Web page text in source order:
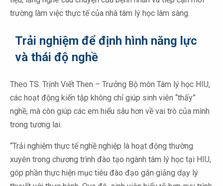
trường làm việc thực tế của nhà tâm lý học lâm sàng.
Trải nghiệm để định hình năng lực
và thái độ nghề
Theo TS. Trịnh Viết Then – Trưởng Bộ môn Tâm lý học HIU,
các hoạt động kiến tập không chỉ giúp sinh viên “thấy”
nghề, mà còn giúp các em hiểu sâu hơn về vai trò của mình
trong tương lai.
“Trải nghiệm thực tế nghề nghiệp là hoạt động thường
xuyên trong chương trình đào tạo ngành tâm lý học tại HIU,
góp phần thực hiện mục tiêu đào đạo gắn giảng dạy lý